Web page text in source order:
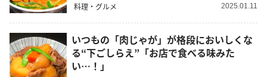
料理・グルメ 2025.01.11
いつもの「肉じゃが」が格段においしくな
る“下ごしらえ”「お店で食べる味みた
い…！」